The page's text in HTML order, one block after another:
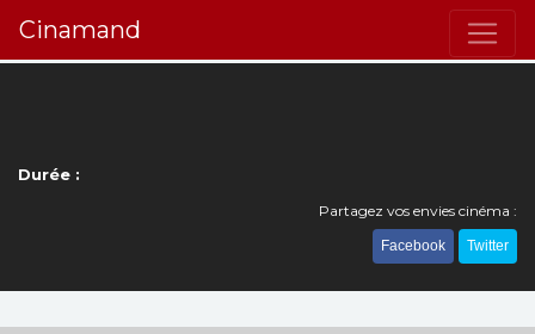
Cinamand
Durée :
Partagez vos envies cinéma :
Facebook Twitter